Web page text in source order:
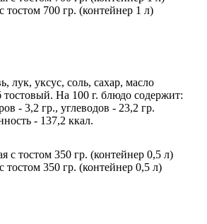
тостом 700 гр. (контейнер 1 л)
лук, уксус, соль, сахар, масло
тостовый. На 100 г. блюдо содержит:
- 3,2 гр., углеводов - 23,2 гр.
- 137,2 ккал.
тостом 350 гр. (контейнер 0,5 л)